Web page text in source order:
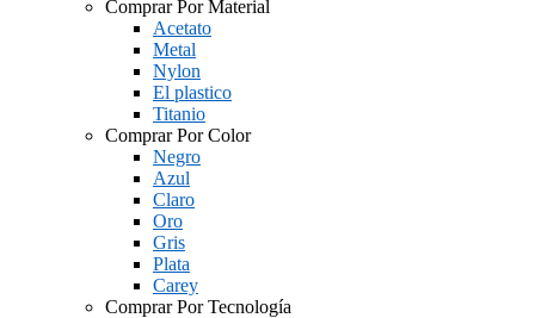
Comprar Por Material
Acetato
Metal
Nylon
El plastico
Titanio
Comprar Por Color
Negro
Azul
Claro
Oro
Gris
Plata
Carey
Comprar Por Tecnología